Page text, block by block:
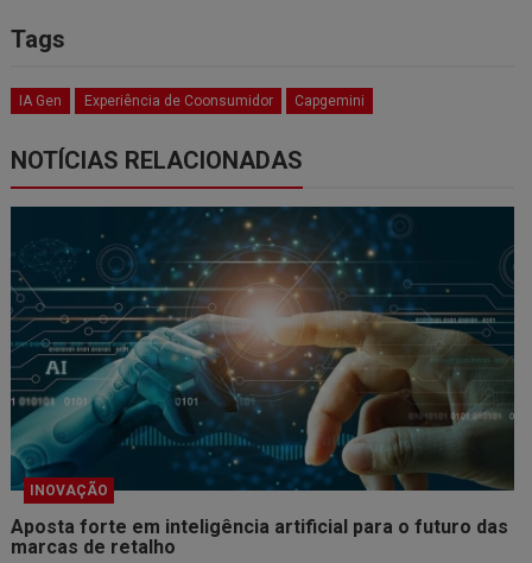
Tags
IA Gen Experiência de Coonsumidor Capgemini
NOTÍCIAS RELACIONADAS
INOVAÇÃO
Aposta forte em inteligência artificial para o futuro das
marcas de retalho